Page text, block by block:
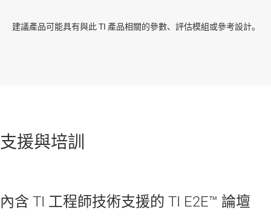
建議產品可能具有與此 TI 產品相關的參數、評估模組或參考設計。
支援與培訓
內含 TI 工程師技術支援的 TI E2E™ 論壇